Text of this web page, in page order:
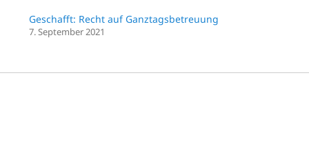
Geschafft: Recht auf Ganztagsbetreuung
7. September 2021